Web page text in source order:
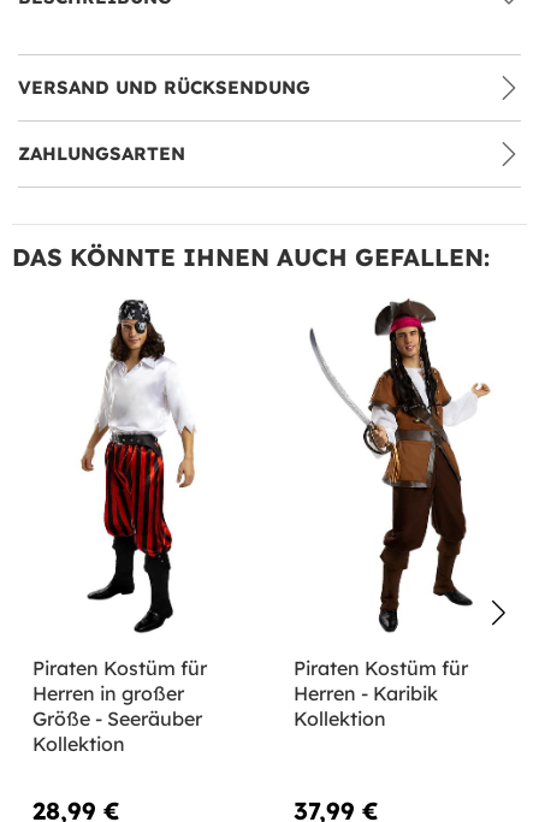
VERSAND UND RÜCKSENDUNG
ZAHLUNGSARTEN
DAS KÖNNTE IHNEN AUCH GEFALLEN:
Piraten Kostüm für
Herren in großer
Größe - Seeräuber
Kollektion
28,99 €
Piraten Kostüm für
Herren - Karibik
Kollektion
37,99 €